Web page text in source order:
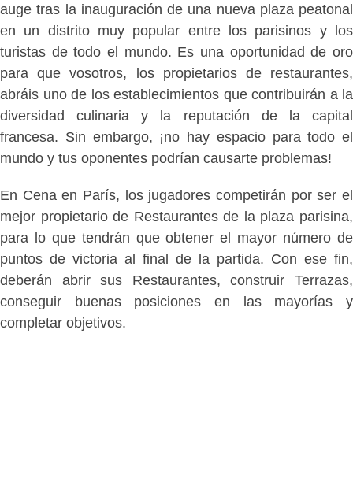
auge tras la inauguración de una nueva plaza peatonal
en un distrito muy popular entre los parisinos y los
turistas de todo el mundo. Es una oportunidad de oro
para que vosotros, los propietarios de restaurantes,
abráis uno de los establecimientos que contribuirán a la
diversidad culinaria y la reputación de la capital
francesa. Sin embargo, ¡no hay espacio para todo el
mundo y tus oponentes podrían causarte problemas!
En Cena en París, los jugadores competirán por ser el
mejor propietario de Restaurantes de la plaza parisina,
para lo que tendrán que obtener el mayor número de
puntos de victoria al final de la partida. Con ese fin,
deberán abrir sus Restaurantes, construir Terrazas,
conseguir buenas posiciones en las mayorías y
completar objetivos.